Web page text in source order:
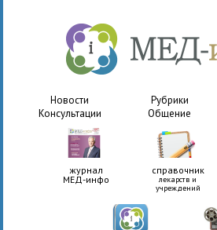
Новости Рубрики
Консультации
Общение
журнал
МЕД-инфо
справочник
лекарств и
учреждений